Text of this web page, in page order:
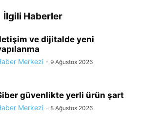
İlgili Haberler
ve dijitalde yeni
Merkezi - 9 Ağustos 2026
güvenlikte yerli ürün şart
Merkezi - 8 Ağustos 2026